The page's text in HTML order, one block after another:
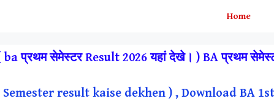
Home
प्रथम सेमेस्टर Result 2026 यहां देखे। ) BA प्रथम
result kaise dekhen ) , Download BA